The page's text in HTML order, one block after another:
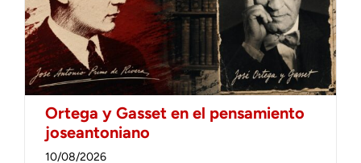
Ortega y Gasset en el pensamiento
joseantoniano
10/08/2026